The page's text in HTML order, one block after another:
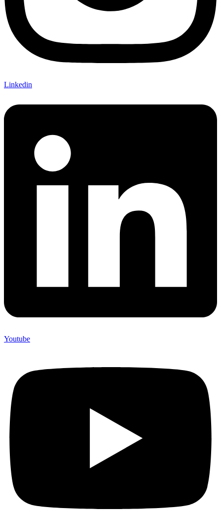
Linkedin
Youtube